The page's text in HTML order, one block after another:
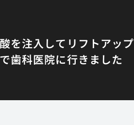
を注入してリフトアップ
歯科医院に行きました